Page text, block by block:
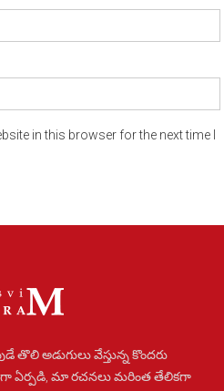
in this browser for the next time I
తొలి అడుగులు వేస్తున్న కొందరు
ఏర్పడి, మా రచనలు మరింత తేలికగా